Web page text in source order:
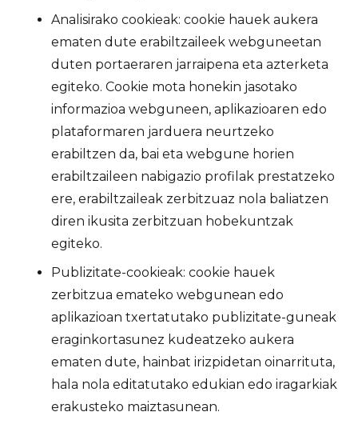
Analisirako cookieak: cookie hauek aukera
ematen dute erabiltzaileek webguneetan
duten portaeraren jarraipena eta azterketa
egiteko. Cookie mota honekin jasotako
informazioa webguneen, aplikazioaren edo
plataformaren jarduera neurtzeko
erabiltzen da, bai eta webgune horien
erabiltzaileen nabigazio profilak prestatzeko
ere, erabiltzaileak zerbitzuaz nola baliatzen
diren ikusita zerbitzuan hobekuntzak
egiteko.
Publizitate-cookieak: cookie hauek
zerbitzua emateko webgunean edo
aplikazioan txertatutako publizitate-guneak
eraginkortasunez kudeatzeko aukera
ematen dute, hainbat irizpidetan oinarrituta,
hala nola editatutako edukian edo iragarkiak
erakusteko maiztasunean.